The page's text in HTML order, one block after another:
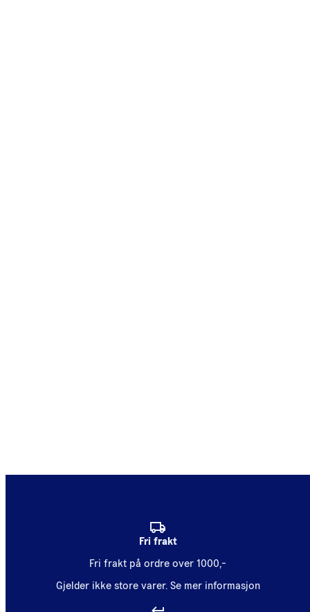
Fri frakt
Fri frakt på ordre over 1000,-
Gjelder ikke store varer. Se mer informasjon